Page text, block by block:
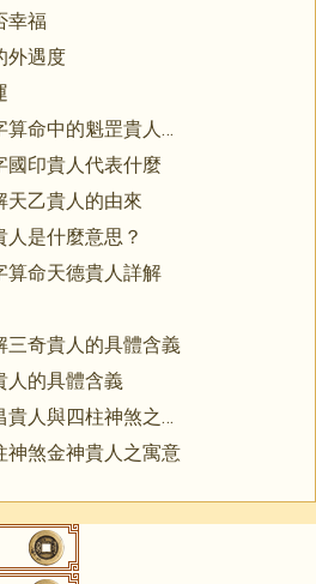
幸福
外遇度
什麼是魁罡貴人？八字算命中的魁罡貴人詳解
國印貴人代表什麼
天乙貴人的由來
是什麼意思？
算命天德貴人詳解
三奇貴人的具體含義
人的具體含義
什麼是文昌貴人，文昌貴人與四柱神煞之寓意
神煞金神貴人之寓意